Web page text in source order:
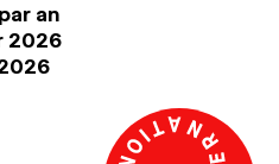
an
2026